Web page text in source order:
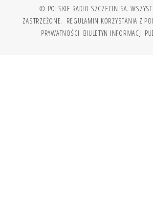
© POLSKIE RADIO SZCZECIN SA.
ZASTRZEŻONE. REGULAMIN KORZYSTANIA Z
PRYWATNOŚCI BIULETYN INFORMACJI